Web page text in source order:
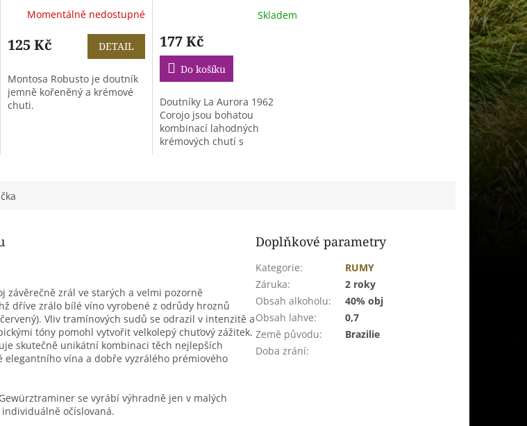
Momentálně nedostupné
125 Kč DETAIL
Montosa Robusto je doutník
jemně kořeněný a krémové
chuti.
Skladem
177 Kč
Do košíku
Doutníky La Aurora 1962
Corojo jsou bohatou
kombinací lahodných
krémových chutí s
závěrečně zrál ve starých a velmi pozorně
dříve zrálo bílé víno vyrobené z odrůdy hroznů
. Vliv tramínových sudů se odrazil v intenzitě a
tóny pomohl vytvořit velkolepý chuťový zážitek.
skutečně unikátní kombinaci těch nejlepších
elegantního vína a dobře vyzrálého prémiového
se vyrábí výhradně jen v malých
očíslovaná.
Doplňkové parametry
Kategorie:
RUMY
Záruka:
2 roky
Obsah alkoholu:
40% obj
Obsah lahve:
0,7
Země původu:
Brazilie
Doba zrání: